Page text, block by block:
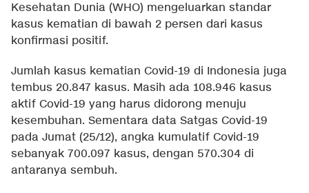
Kesehatan Dunia (WHO) mengeluarkan standar
kasus kematian di bawah 2 persen dari kasus
konfirmasi positif.
Jumlah kasus kematian Covid-19 di Indonesia juga
tembus 20.847 kasus. Masih ada 108.946 kasus
aktif Covid-19 yang harus didorong menuju
kesembuhan. Sementara data Satgas Covid-19
pada Jumat (25/12), angka kumulatif Covid-19
sebanyak 700.097 kasus, dengan 570.304 di
antaranya sembuh.